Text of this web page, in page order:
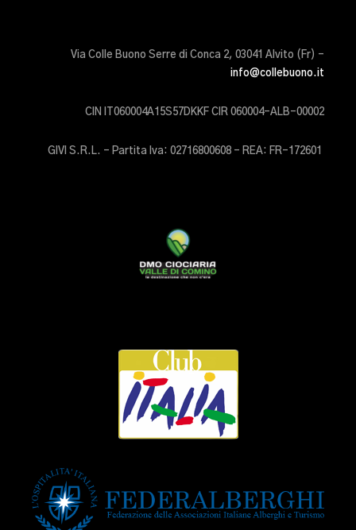
Via Colle Buono Serre di Conca 2, 03041 Alvito (Fr) –
info@collebuono.it
CIN IT060004A15S57DKKF CIR 060004-ALB-00002
GIVI S.R.L. – Partita Iva: 02716800608 – REA: FR-172601